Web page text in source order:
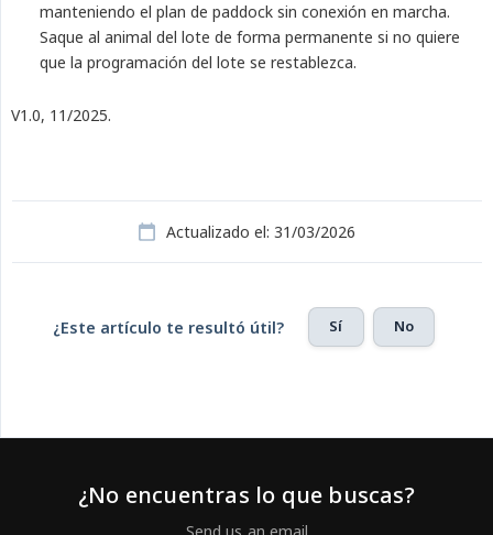
manteniendo el plan de paddock sin conexión en marcha.
Saque al animal del lote de forma permanente si no quiere
que la programación del lote se restablezca.
V1.0, 11/2025.
Actualizado el: 31/03/2026
¿Este artículo te resultó útil? Sí No
¿No encuentras lo que buscas?